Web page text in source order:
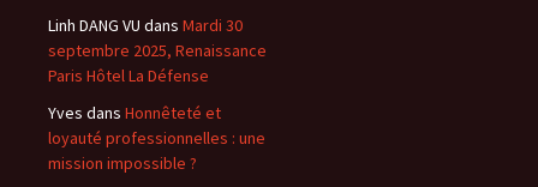
Linh DANG VU dans Mardi 30
septembre 2025, Renaissance
Paris Hôtel La Défense
Yves dans Honnêteté et
loyauté professionnelles : une
mission impossible ?